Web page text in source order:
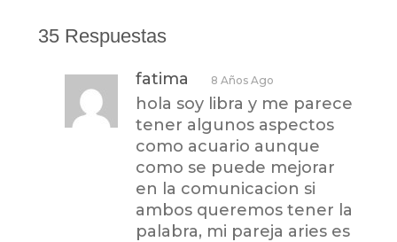
35 Respuestas
fatima 8 Años Ago
hola soy libra y me parece
tener algunos aspectos
como acuario aunque
como se puede mejorar
en la comunicacion si
ambos queremos tener la
palabra, mi pareja aries es